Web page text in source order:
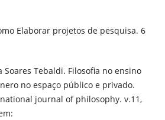
Elaborar projetos de pesquisa. 6
Soares Tebaldi. Filosofia no ensino
no espaço público e privado.
journal of philosophy. v.11,